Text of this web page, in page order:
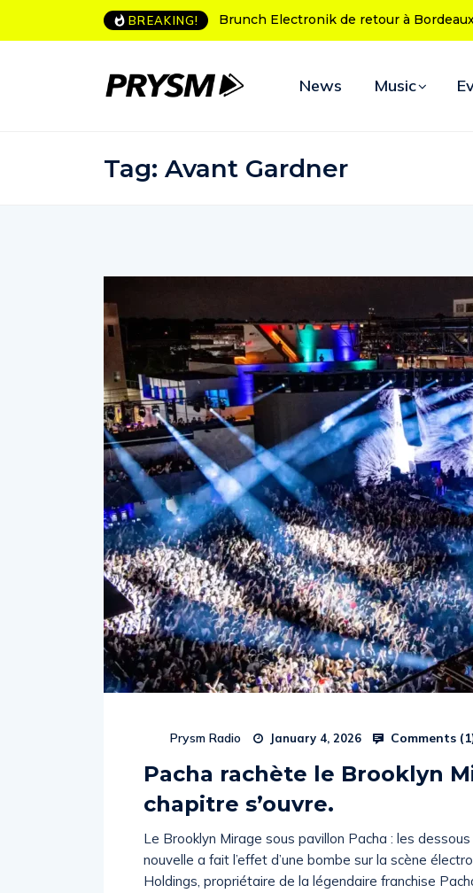
BREAKING!
Electronik de retour à Bordeaux L’Amnesia Ibiza fête ses 50 ans : le
programme des soirées d’ouverture
News Music
Tag: Avant Gardner
Prysm Radio January 4, 2026 Comments (1
Pacha rachète le Brooklyn
chapitre s’ouvre.
Le Brooklyn Mirage sous pavillon Pacha : les
nouvelle a fait l’effet d’une bombe sur la scène
Holdings, propriétaire de la légendaire franchise